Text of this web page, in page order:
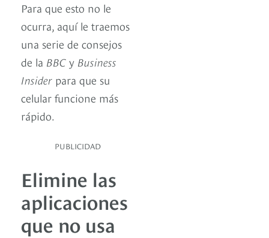
Para que esto no le
ocurra, aquí le traemos
una serie de consejos
de la BBC y Business
Insider para que su
celular funcione más
rápido.
PUBLICIDAD
Elimine las
aplicaciones
que no usa